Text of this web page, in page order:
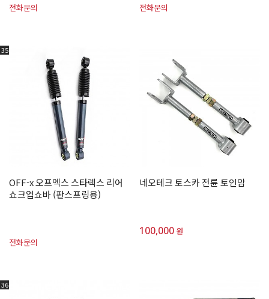
전화문의 전화문의
35
OFF-x 오프엑스 스타렉스 리어
쇼크업쇼바 (판스프링용)
전화문의
네오테크 토스카 전륜 토인암
100,000 원
36